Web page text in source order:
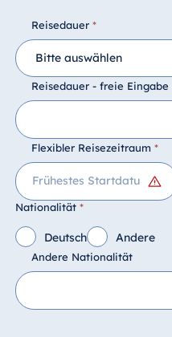
Reisedauer *
Reisedauer - freie Eingabe
Flexibler Reisezeitraum *
Nationalität *
Deutsch Andere
Andere Nationalität